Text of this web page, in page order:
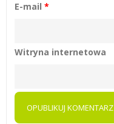
E-mail *
Witryna internetowa